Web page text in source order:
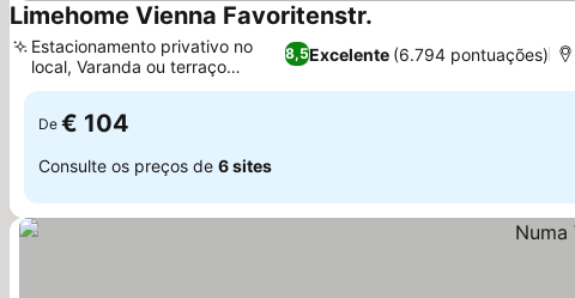
Limehome Vienna Favoritenstr.
8,5Excelente (6.794 pontuações)
Estacionamento privativo no
local, Varanda ou terraço
privativo
De € 104
Consulte os preços de 6 sites